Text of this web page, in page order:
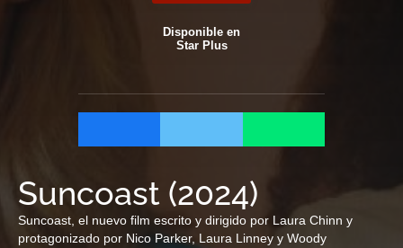
Disponible en
Star Plus
Suncoast (2024)
Suncoast, el nuevo film escrito y dirigido por Laura Chinn y
protagonizado por Nico Parker, Laura Linney y Woody